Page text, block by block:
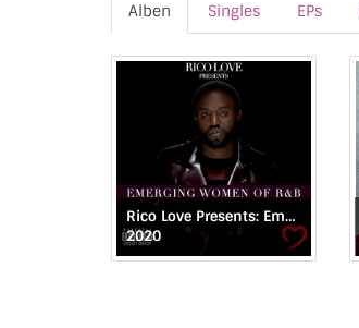
Alben Singles EPs
Rico Love Presents: Emerging Women of R&B
2020